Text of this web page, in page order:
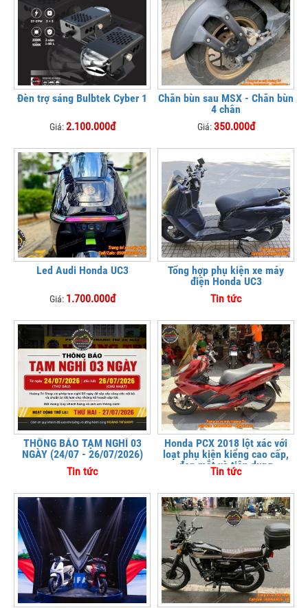
Đèn trợ sáng Bulbtek Cyber 1
Giá:2.100.000đ
Chắn bùn sau MSX - Chắn bùn
4 chân
Giá:350.000đ
Led Audi Honda UC3
Giá: 1.700.000đ
Tổng hợp phụ kiện xe máy
điện Honda UC3
Tin tức
THÔNG BÁO TẠM NGHỈ 03
NGÀY (24/07 - 26/07/2026)
Tin tức
Honda PCX 2018 lột xác với
loạt phụ kiện kiểng cao cấp,
đẹp mắt và tiện dụng
Tin tức